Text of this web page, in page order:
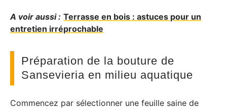
A voir aussi : Terrasse en bois : astuces pour un
entretien irréprochable
Préparation de la bouture de
Sansevieria en milieu aquatique
Commencez par sélectionner une feuille saine de